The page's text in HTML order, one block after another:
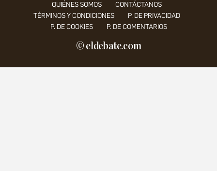
QUIÉNES SOMOS
CONTÁCTANOS
TÉRMINOS Y CONDICIONES
P. DE PRIVACIDAD
P. DE COOKIES
P. DE COMENTARIOS
© eldebate.com